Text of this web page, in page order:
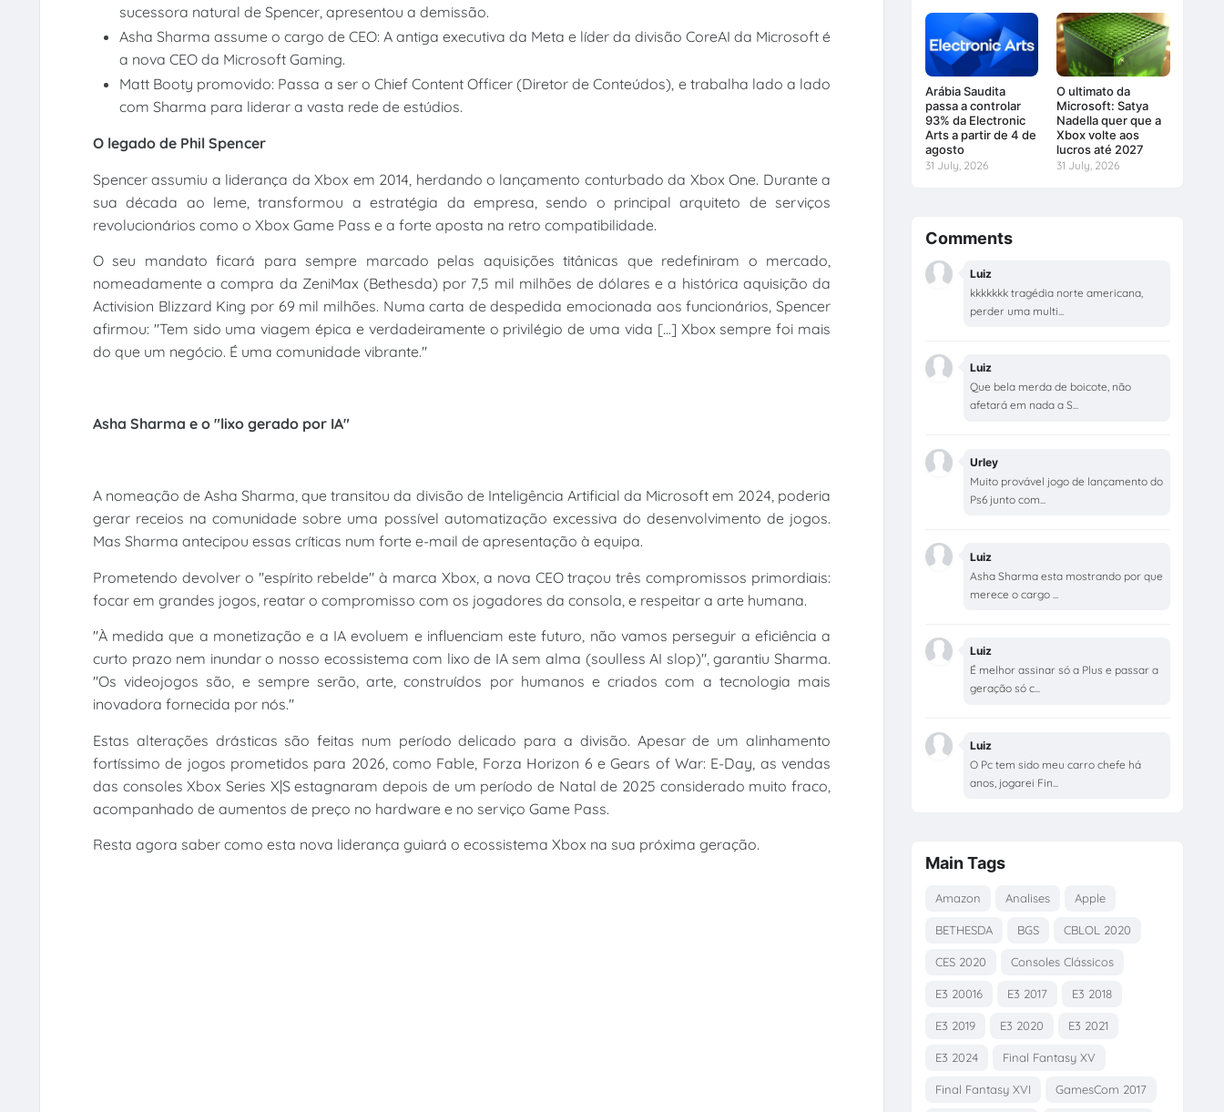
sucessora natural de Spencer, apresentou a demissão.
Asha Sharma assume o cargo de CEO: A antiga executiva da Meta e líder da divisão CoreAI da Microsoft é
a nova CEO da Microsoft Gaming.
Matt Booty promovido: Passa a ser o Chief Content Officer (Diretor de Conteúdos), e trabalha lado a lado
com Sharma para liderar a vasta rede de estúdios.
O legado de Phil Spencer
Spencer assumiu a liderança da Xbox em 2014, herdando o lançamento conturbado da Xbox One. Durante a
sua década ao leme, transformou a estratégia da empresa, sendo o principal arquiteto de serviços
revolucionários como o Xbox Game Pass e a forte aposta na retro compatibilidade.
O seu mandato ficará para sempre marcado pelas aquisições titânicas que redefiniram o mercado,
nomeadamente a compra da ZeniMax (Bethesda) por 7,5 mil milhões de dólares e a histórica aquisição da
Activision Blizzard King por 69 mil milhões. Numa carta de despedida emocionada aos funcionários, Spencer
afirmou: "Tem sido uma viagem épica e verdadeiramente o privilégio de uma vida [...] Xbox sempre foi mais
do que um negócio. É uma comunidade vibrante."
Asha Sharma e o "lixo gerado por IA"
A nomeação de Asha Sharma, que transitou da divisão de Inteligência Artificial da Microsoft em 2024, poderia
gerar receios na comunidade sobre uma possível automatização excessiva do desenvolvimento de jogos.
Mas Sharma antecipou essas críticas num forte e-mail de apresentação à equipa.
Prometendo devolver o "espírito rebelde" à marca Xbox, a nova CEO traçou três compromissos primordiais:
focar em grandes jogos, reatar o compromisso com os jogadores da consola, e respeitar a arte humana.
"À medida que a monetização e a IA evoluem e influenciam este futuro, não vamos perseguir a eficiência a
curto prazo nem inundar o nosso ecossistema com lixo de IA sem alma (soulless AI slop)", garantiu Sharma.
"Os videojogos são, e sempre serão, arte, construídos por humanos e criados com a tecnologia mais
inovadora fornecida por nós."
Estas alterações drásticas são feitas num período delicado para a divisão. Apesar de um alinhamento
fortíssimo de jogos prometidos para 2026, como Fable, Forza Horizon 6 e Gears of War: E-Day, as vendas
das consoles Xbox Series X|S estagnaram depois de um período de Natal de 2025 considerado muito fraco,
acompanhado de aumentos de preço no hardware e no serviço Game Pass.
Resta agora saber como esta nova liderança guiará o ecossistema Xbox na sua próxima geração.
Arábia Saudita
passa a controlar
93% da Electronic
Arts a partir de 4 de
agosto
31 July, 2026
O ultimato da
Microsoft: Satya
Nadella quer que a
Xbox volte aos
lucros até 2027
31 July, 2026
Comments
Luiz
kkkkkkk tragédia norte americana,
perder uma multi...
Luiz
Que bela merda de boicote, não
afetará em nada a S...
Urley
Muito provável jogo de lançamento do
Ps6 junto com...
Luiz
Asha Sharma esta mostrando por que
merece o cargo ...
Luiz
É melhor assinar só a Plus e passar a
geração só c...
Luiz
O Pc tem sido meu carro chefe há
anos, jogarei Fin...
Main Tags
Amazon Analises Apple
BETHESDA BGS CBLOL 2020
CES 2020 Consoles Clássicos
E3 20016 E3 2017 E3 2018
E3 2019 E3 2020 E3 2021
E3 2024 Final Fantasy XV
Final Fantasy XVI GamesCom 2017